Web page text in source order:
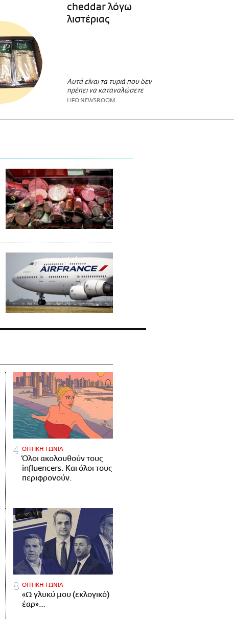
cheddar λόγω
λιστέριας
Αυτά είναι τα τυριά που δεν
πρέπει να καταναλώσετε
LIFO NEWSROOM
ΟΠΤΙΚΗ ΓΩΝΙΑ
Όλοι ακολουθούν τους
influencers. Και όλοι τους
περιφρονούν.
ΟΠΤΙΚΗ ΓΩΝΙΑ
«Ω γλυκύ μου (εκλογικό)
έαρ»…